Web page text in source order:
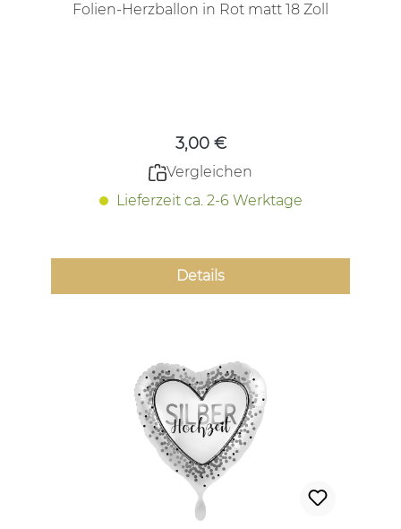
Folien-Herzballon in Rot matt 18 Zoll
3,00 €
Vergleichen
Lieferzeit ca. 2-6 Werktage
Details